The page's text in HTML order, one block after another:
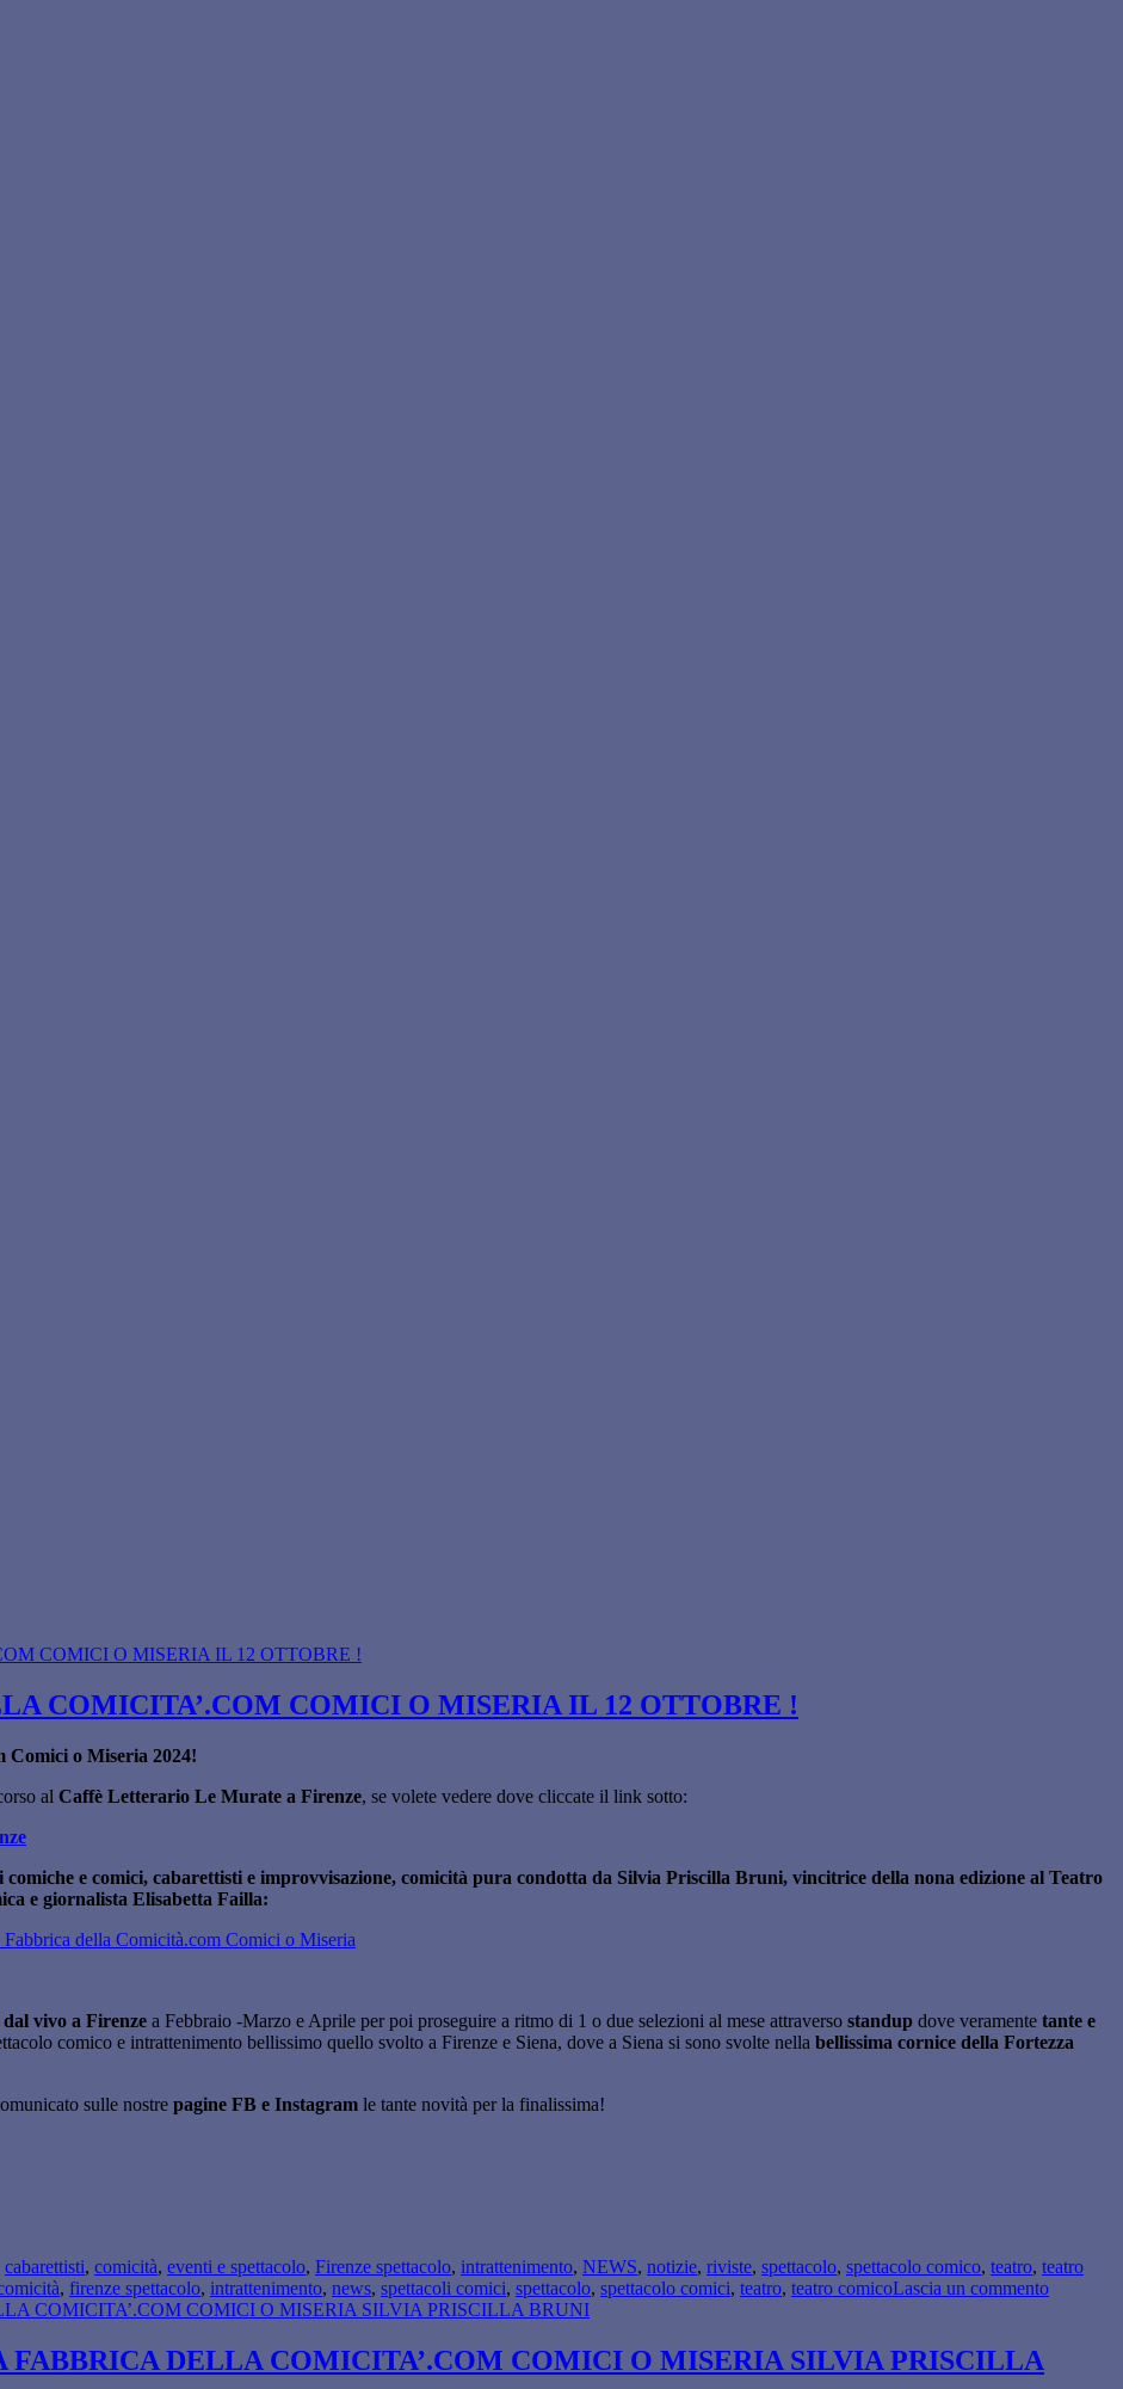
COMICITA’.COM COMICI O MISERIA IL 12 OTTOBRE !
Comici o Miseria 2024!
al Caffè Letterario Le Murate a Firenze, se volete vedere dove cliccate il link sotto:
e comici, cabarettisti e improvvisazione, comicità pura condotta da Silvia Priscilla Bruni, vincitrice della nona edizione al Teatro
e giornalista Elisabetta Failla:
della Comicità.com Comici o Miseria
dal vivo a Firenze a Febbraio -Marzo e Aprile per poi proseguire a ritmo di 1 o due selezioni al mese attraverso standup dove veramente tante e
comico e intrattenimento bellissimo quello svolto a Firenze e Siena, dove a Siena si sono svolte nella bellissima cornice della Fortezza
sulle nostre pagine FB e Instagram le tante novità per la finalissima!
cabarettisti, comicità, eventi e spettacolo, Firenze spettacolo, intrattenimento, NEWS, notizie, riviste, spettacolo, spettacolo comico, teatro, teatro
, firenze spettacolo, intrattenimento, news, spettacoli comici, spettacolo, spettacolo comici, teatro, teatro comicoLascia un commentosu
DELLA COMICITA’.COM COMICI O MISERIA SILVIA PRISCILLA